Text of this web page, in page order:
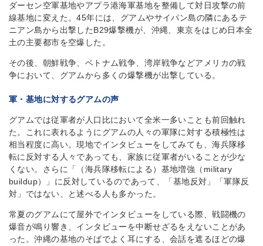
ダーセン空軍基地やアプラ港海軍基地を整備して対日攻撃の前
線基地に変えた。45年には、グアムやサイパン島の隣にあるテ
ニアン島から出撃したB29爆撃機が、沖縄、東京をはじめ日本全
土の主要都市を空爆した。
その後、朝鮮戦争、ベトナム戦争、湾岸戦争などアメリカの戦
争において、グアムから多くの爆撃機が出撃している。
軍・基地に対するグアムの声
グアムでは従軍者が人口比において全米一多いことも前回触れ
た。これに表れるようにグアムの人々の軍隊に対する積極性は
相当程度に高い。現地でインタビューをしてみても、海兵隊移
転に反対する人々であっても、家族に従軍者がいることが少な
くない。さらに「（海兵隊移転による）基地増強（military
buildup）」に反対しているのであって、「基地反対」「軍隊反
対」ではない、と述べる人も多かった。
常夏のグアムにて屋外でインタビューをしている際、戦闘機の
爆音が鳴り響き、インタビューを中断せざるをえないことがあ
った。沖縄の基地のそばでよく耳にする、会話を遮るほどの爆